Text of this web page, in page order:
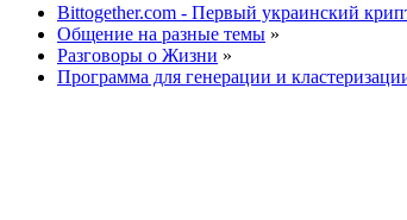
Bittogether.com - Первый украинский
Общение на разные темы »
Разговоры о Жизни »
Программа для генерации и